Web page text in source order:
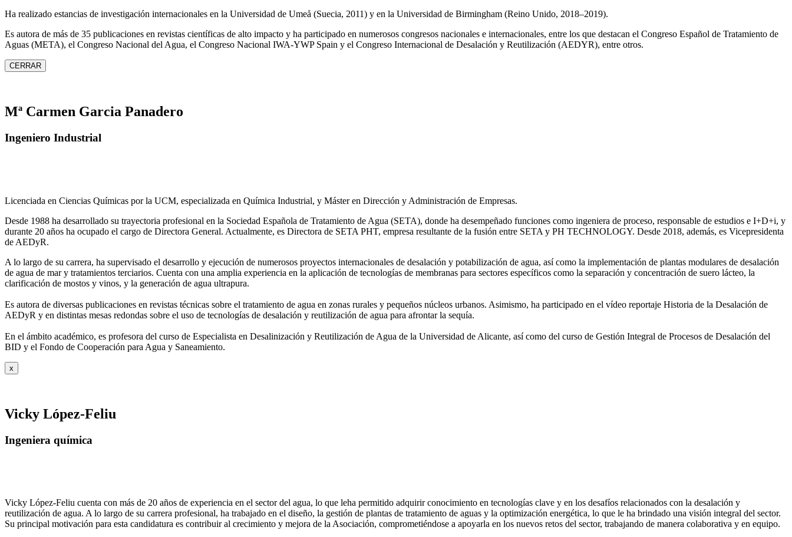
Ha realizado estancias de investigación internacionales en la Universidad de Umeå (Suecia, 2011) y en la Universidad de Birmingham (Reino Unido, 2018–2019).
Es autora de más de 35 publicaciones en revistas científicas de alto impacto y ha participado en numerosos congresos nacionales e internacionales, entre los que destacan el Congreso Español de Tratamiento de
Aguas (META), el Congreso Nacional del Agua, el Congreso Nacional IWA‑YWP Spain y el Congreso Internacional de Desalación y Reutilización (AEDYR), entre otros.
CERRAR
Mª Carmen Garcia Panadero
Ingeniero Industrial
Licenciada en Ciencias Químicas por la UCM, especializada en Química Industrial, y Máster en Dirección y Administración de Empresas.
Desde 1988 ha desarrollado su trayectoria profesional en la Sociedad Española de Tratamiento de Agua (SETA), donde ha desempeñado funciones como ingeniera de proceso, responsable de estudios e I+D+i, y
durante 20 años ha ocupado el cargo de Directora General. Actualmente, es Directora de SETA PHT, empresa resultante de la fusión entre SETA y PH TECHNOLOGY. Desde 2018, además, es Vicepresidenta
de AEDyR.
A lo largo de su carrera, ha supervisado el desarrollo y ejecución de numerosos proyectos internacionales de desalación y potabilización de agua, así como la implementación de plantas modulares de desalación
de agua de mar y tratamientos terciarios. Cuenta con una amplia experiencia en la aplicación de tecnologías de membranas para sectores específicos como la separación y concentración de suero lácteo, la
clarificación de mostos y vinos, y la generación de agua ultrapura.
Es autora de diversas publicaciones en revistas técnicas sobre el tratamiento de agua en zonas rurales y pequeños núcleos urbanos. Asimismo, ha participado en el vídeo reportaje Historia de la Desalación de
AEDyR y en distintas mesas redondas sobre el uso de tecnologías de desalación y reutilización de agua para afrontar la sequía.
En el ámbito académico, es profesora del curso de Especialista en Desalinización y Reutilización de Agua de la Universidad de Alicante, así como del curso de Gestión Integral de Procesos de Desalación del
BID y el Fondo de Cooperación para Agua y Saneamiento.
x
Vicky López-Feliu
Ingeniera química
Vicky López-Feliu cuenta con más de 20 años de experiencia en el sector del agua, lo que leha permitido adquirir conocimiento en tecnologías clave y en los desafíos relacionados con la desalación y
reutilización de agua. A lo largo de su carrera profesional, ha trabajado en el diseño, la gestión de plantas de tratamiento de aguas y la optimización energética, lo que le ha brindado una visión integral del sector.
Su principal motivación para esta candidatura es contribuir al crecimiento y mejora de la Asociación, comprometiéndose a apoyarla en los nuevos retos del sector, trabajando de manera colaborativa y en equipo.